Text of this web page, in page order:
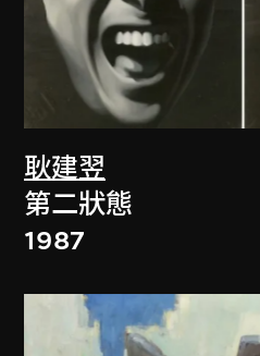
耿建翌
第二狀態
1987